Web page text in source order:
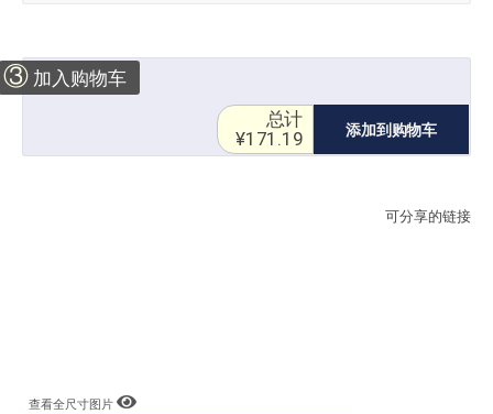
③ 加入购物车
添加到购物车
总计
¥171.19
可分享的链接
查看全尺寸图片